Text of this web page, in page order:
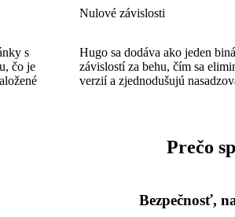
s
čo je
Nulové závislosti
Hugo sa dodáva ako jeden
závislostí za behu, čím sa
verzií a zjednodušujú
Prečo
Bezpečnosť,